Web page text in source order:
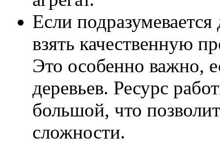
Если
взять качественную
Это особенно важно,
деревьев. Ресурс
большой, что
сложности.